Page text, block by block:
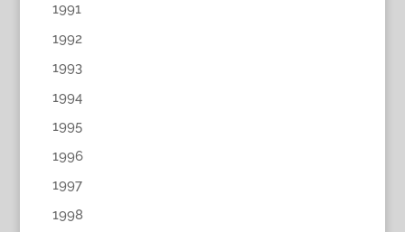
1991
1992
1993
1994
1995
1996
1997
1998